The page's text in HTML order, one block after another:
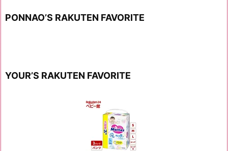
PONNAO’S RAKUTEN FAVORITE
YOUR’S RAKUTEN FAVORITE